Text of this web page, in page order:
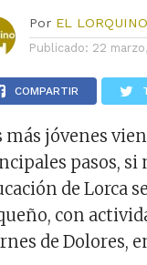
Por EL
Publicado: 22
COMPARTIR
más jóvenes
pasos, si
de Lorca
con
de Dolores,